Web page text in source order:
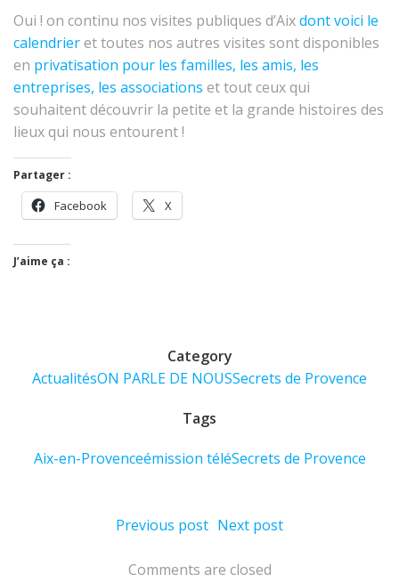
Oui ! on continu nos visites publiques d’Aixdont voici le
calendrieret toutes nos autres visites sont disponibles
en privatisation pour les familles, les amis, les
entreprises, les associations et tout ceux qui
souhaitent découvrir la petite et la grande histoires des
lieux qui nous entourent !
Partager :
Facebook X
J’aime ça :
Category
ActualitésON PARLE DE NOUSSecrets de Provence
Tags
Aix-en-Provenceémission téléSecrets de Provence
Post
Previous post Post
Next post
Comments are closed